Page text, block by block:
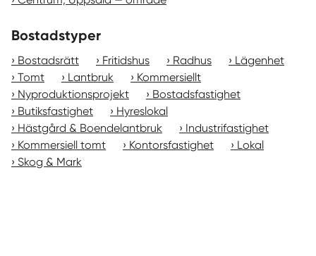
Bostadstyper
Bostadsrätt Fritidshus Radhus
Lägenhet
Tomt
Lantbruk
Kommersiellt
Nyproduktionsprojekt
Bostadsfastighet
Butiksfastighet
Hyreslokal
Hästgård & Boendelantbruk
Industrifastighet
Kommersiell tomt
Kontorsfastighet
Lokal
Skog & Mark